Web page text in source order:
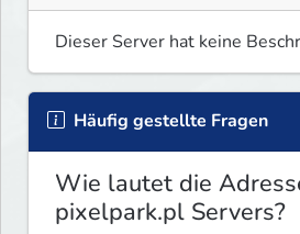
Dieser Server hat keine
Häufig gestellte Fragen
Wie lautet die
pixelpark.pl Servers?